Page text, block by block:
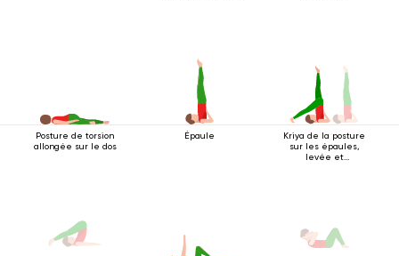
Posture de torsion
allongée sur le dos
Épaule
Kriya de la posture
sur les épaules,
levée et